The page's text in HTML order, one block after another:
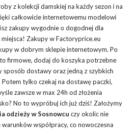
z kolekcji damskiej na każdy sezon i na
całkowicie internetowemu modelowi
zakupy wygodnie o dogodnej dla
Zakupy w Factoryprice.eu
w dobrym sklepie internetowym. Po
firmowe, dodaj do koszyka potrzebne
dostawy oraz jedną z szybkich
tylko czekaj na dostawę paczki,
zawsze w max 24h od złożenia
No to wypróbuj ich już dziś! Założymy
odzieży w Sosnowcu czy okolic nie
współpracy, co nowoczesna